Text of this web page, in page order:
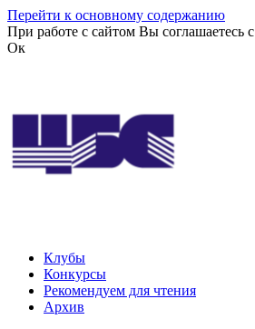
Перейти к основному содержанию
При работе с сайтом Вы соглашаетесь с
Ок
Клубы
Конкурсы
Рекомендуем для чтения
Архив